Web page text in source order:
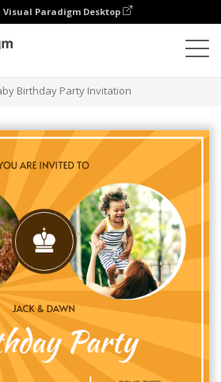
Visual Paradigm Desktop
Birthday Party Invitation